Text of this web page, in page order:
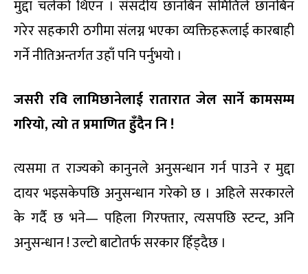
मुद्दा चलेको थिएन । संसदीय छानबिन समितिले छानबिन
गरेर सहकारी ठगीमा संलग्न भएका व्यक्तिहरूलाई कारबाही
गर्ने नीतिअन्तर्गत उहाँ पनि पर्नुभयो ।
जसरी रवि लामिछानेलाई रातारात जेल सार्ने कामसम्म
गरियो, त्यो त प्रमाणित हुँदैन नि !
त्यसमा त राज्यको कानुनले अनुसन्धान गर्न पाउने र मुद्दा
दायर भइसकेपछि अनुसन्धान गरेको छ । अहिले सरकारले
के गर्दै छ भने— पहिला गिरफ्तार, त्यसपछि स्टन्ट, अनि
अनुसन्धान ! उल्टो बाटोतर्फ सरकार हिँड्दैछ ।